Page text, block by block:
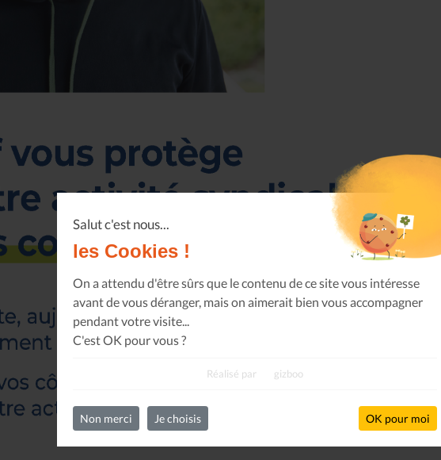
Salut c'est nous...
les Cookies !
On a attendu d'être sûrs que le contenu de ce site vous intéresse
avant de vous déranger, mais on aimerait bien vous accompagner
pendant votre visite...
C'est OK pour vous ?
Réalisé par gizboo
Non merci Je choisis OK pour moi